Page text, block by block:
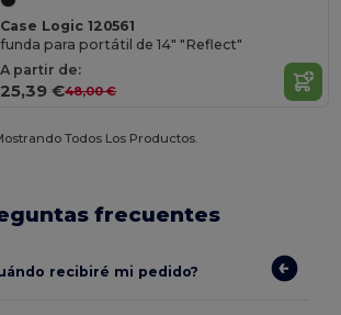
Case Logic 120561
funda para portátil de 14" "Reflect"
A partir de:
25,39 €48,00 €
Todos Los Productos.
frecuentes
recibiré mi pedido?